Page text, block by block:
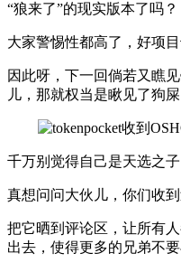
“狼来了”的现实版本了吗？
大家警惕性都高了，好项
因此呀，下一回倘若又瞧
儿，那就权当是瞅见了狗
千万别觉得自己是天选之子
真想问问大伙儿，你们收
把它晒到评论区，让所有
出去，使得更多的兄弟不